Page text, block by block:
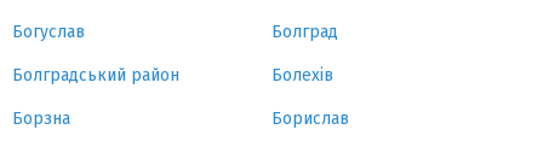
Богуслав Болград
Болградський район Болехів
Борзна Борислав